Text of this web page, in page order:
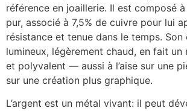
référence en joaillerie. Il est composé à
pur, associé à 7,5% de cuivre pour lui
résistance et tenue dans le temps. Son
lumineux, légèrement chaud, en fait un
et polyvalent — aussi à l’aise sur une
sur une création plus graphique.
L’argent est un métal vivant: il peut